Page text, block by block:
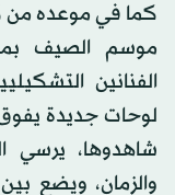
موسم الصيف
الفنانين
لوحات جديدة يفوق
شاهدوها، يرسي